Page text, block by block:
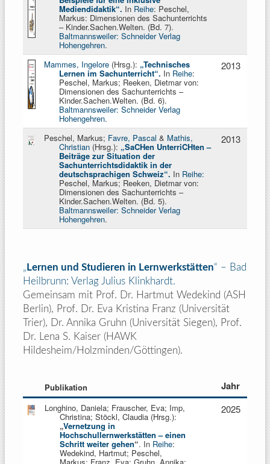
Mediendidaktik“. In Reihe: Peschel,
Markus: Dimensionen des Sachunterrichts
– Kinder.Sachen.Welten. (Bd. 7).
Baltmannsweiler: Schneider Verlag
Hohengehren.
Mammes, Ingelore (Hrsg.): „Technisches
Lernen im Sachunterricht“. In Reihe:
Peschel, Markus; Reeken, Dietmar von:
Dimensionen des Sachunterrichts –
Kinder.Sachen.Welten. (Bd. 6).
Baltmannsweiler: Schneider Verlag
Hohengehren.
2013
Peschel, Markus; Favre, Pascal & Mathis,
Christian (Hrsg.): „SaCHen UnterriCHten –
Beiträge zur Situation der
Sachunterrichtsdidaktik in der
deutschsprachigen Schweiz“. In Reihe:
Peschel, Markus; Reeken, Dietmar von:
Dimensionen des Sachunterrichts –
Kinder.Sachen.Welten. (Bd. 5).
Baltmannsweiler: Schneider Verlag
Hohengehren.
2013
„ Lernen und Studieren in Lernwerkstätten“ – Bad
Heilbrunn: Verlag Julius Klinkhardt.
Gemeinsam mit Prof. Dr. Hartmut Wedekind (ASH
Berlin), Prof. Dr. Eva Kristina Franz (Universität
Trier), Dr. Annika Gruhn (Universität Siegen), Prof.
Dr. Lena S. Kaiser (HAWK
Hildesheim/Holzminden/Göttingen).
Publikation Jahr
Longhino, Daniela; Frauscher, Eva; Imp,
Christina; Stöckl, Claudia (Hrsg.):
„Vernetzung in
Hochschullernwerkstätten – einen
Schritt weiter gehen“. In Reihe:
Wedekind, Hartmut; Peschel,
Markus; Franz, Eva; Gruhn, Annika;
2025